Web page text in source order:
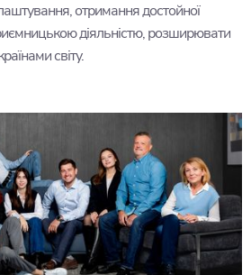
отримання достойної
діяльністю, розширювати
світу.